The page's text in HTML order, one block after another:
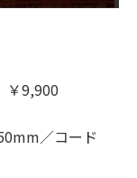
9,900
／コード